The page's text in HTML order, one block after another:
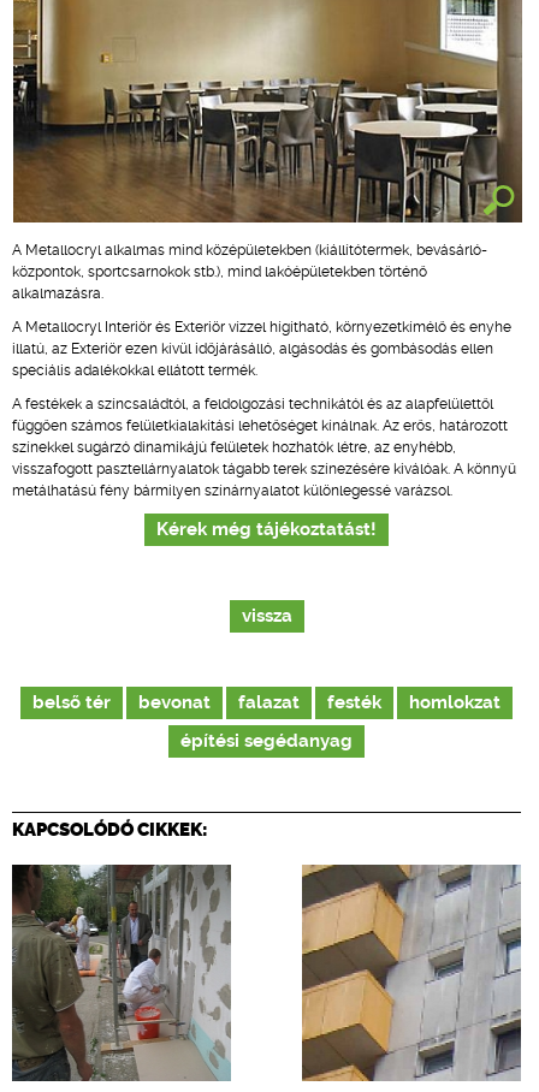
A Metallocryl alkalmas mind középületekben (kiállítótermek, bevásárló-
központok, sportcsarnokok stb.), mind lakóépületekben történő
alkalmazásra.
A Metallocryl Interiör és Exteriör vízzel hígítható, környezetkímélő és enyhe
illatú, az Exteriör ezen kívül időjárásálló, algásodás és gombásodás ellen
speciális adalékokkal ellátott termék.
A festékek a színcsaládtól, a feldolgozási technikától és az alapfelülettől
függően számos felületkialakítási lehetőséget kínálnak. Az erős, határozott
színekkel sugárzó dinamikájú felületek hozhatók létre, az enyhébb,
visszafogott pasztellárnyalatok tágabb terek színezésére kiválóak. A könnyű
metálhatású fény bármilyen színárnyalatot különlegessé varázsol.
Kérek még tájékoztatást!
vissza
belső tér bevonat falazat festék
homlokzat
építési segédanyag
KAPCSOLÓDÓ CIKKEK: